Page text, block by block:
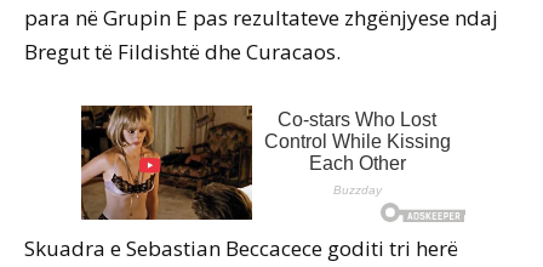
para në Grupin E pas rezultateve zhgënjyese ndaj
Bregut të Fildishtë dhe Curacaos.
Skuadra e Sebastian Beccacece goditi tri herë